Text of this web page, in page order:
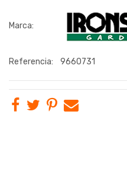
Marca:
Referencia: 9660731